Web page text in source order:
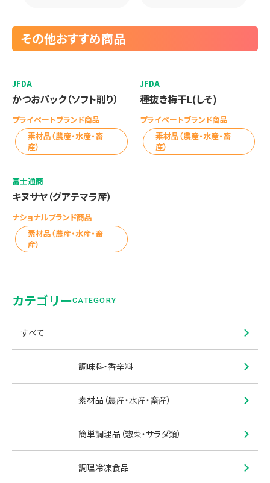
その他おすすめ商品
JFDA
かつおパック（ソフト削り）
プライベートブランド商品
素材品（農産・水産・畜
産）
JFDA
種抜き梅干L(しそ)
プライベートブランド商品
素材品（農産・水産・畜
産）
富士通商
キヌサヤ（グアテマラ産）
ナショナルブランド商品
素材品（農産・水産・畜
産）
カテゴリーCATEGORY
すべて
調味料・香辛料
素材品（農産・水産・畜産）
簡単調理品（惣菜・サラダ類）
調理冷凍食品